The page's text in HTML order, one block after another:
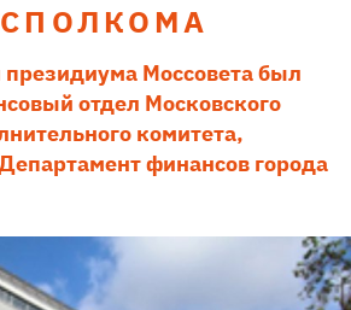
Моссовета был
отдел Московского
комитета,
финансов города